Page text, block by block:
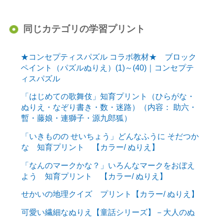
同じカテゴリの学習プリント
★コンセプティスパズル コラボ教材★ ブロック
ペイント（パズルぬりえ）(1)～(40)｜コンセプテ
ィスパズル
「はじめての歌舞伎」知育プリント（ひらがな・
ぬりえ・なぞり書き・数・迷路）（内容： 助六・
暫・藤娘・連獅子・源九郎狐）
「いきものの せいちょう」どんなふうに そだつか
な 知育プリント 【カラー/ ぬりえ】
「なんのマークかな？」いろんなマークをおぼえ
よう 知育プリント 【カラー/ ぬりえ】
せかいの地理クイズ プリント【カラー/ ぬりえ】
可愛い繊細なぬりえ【童話シリーズ】－大人のぬ